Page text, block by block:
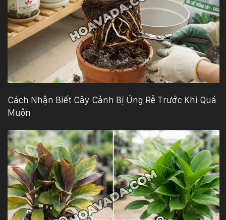
Cách Nhận Biết Cây Cảnh Bị Úng Rễ Trước Khi Quá
Muộn